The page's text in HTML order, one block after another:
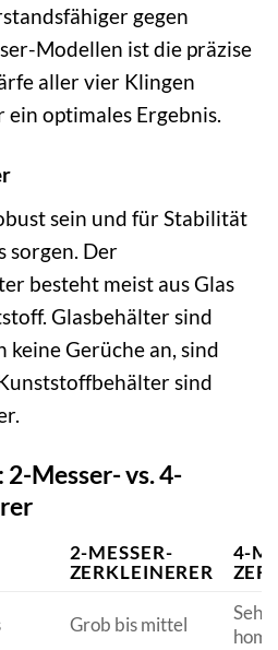
gegen
Modellen ist die präzise
aller vier Klingen
optimales Ergebnis.
sein und für Stabilität
sorgen. Der
besteht meist aus Glas
Glasbehälter sind
Gerüche an, sind
sind
Messer- vs. 4-
2-MESSER-
ZERKLEINERER
4-
Grob bis mittel
Sehr